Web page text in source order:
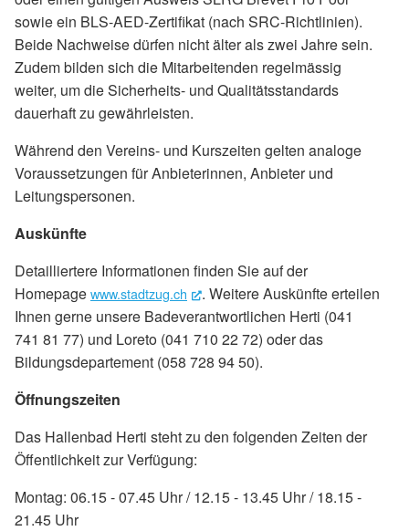
sowie ein BLS-AED-Zertifikat (nach SRC-Richtlinien).
Beide Nachweise dürfen nicht älter als zwei Jahre sein.
Zudem bilden sich die Mitarbeitenden regelmässig
weiter, um die Sicherheits- und Qualitätsstandards
dauerhaft zu gewährleisten.
Während den Vereins- und Kurszeiten gelten analoge
Voraussetzungen für Anbieterinnen, Anbieter und
Leitungspersonen.
Auskünfte
Detailliertere Informationen finden Sie auf der
Homepagewww.stadtzug.ch (External Link)
. Weitere Auskünfte erteilen
Ihnen gerne unsere Badeverantwortlichen Herti (041
741 81 77) und Loreto (041 710 22 72) oder das
Bildungsdepartement (058 728 94 50).
Öffnungszeiten
Das Hallenbad Herti steht zu den folgenden Zeiten der
Öffentlichkeit zur Verfügung:
Montag: 06.15 - 07.45 Uhr / 12.15 - 13.45 Uhr / 18.15 -
21.45 Uhr